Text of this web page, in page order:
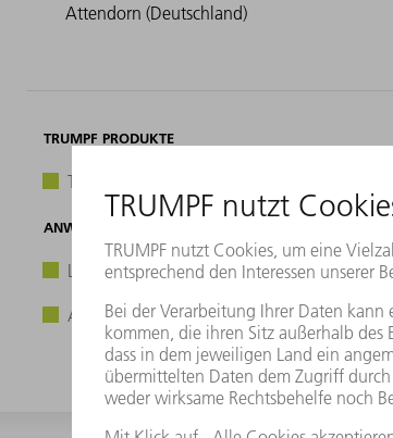
Attendorn (Deutschland)
TRUMPF PRODUKTE
TruLaser Cell 8030 mit Automatisierung
ANWENDUNGEN
Laserschneiden
Automatisierung